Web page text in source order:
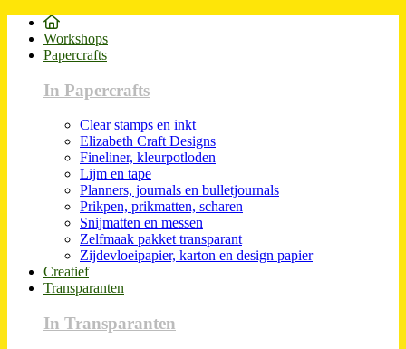
Workshops
Papercrafts
In Papercrafts
Clear stamps en inkt
Elizabeth Craft Designs
Fineliner, kleurpotloden
Lijm en tape
Planners, journals en bulletjournals
Prikpen, prikmatten, scharen
Snijmatten en messen
Zelfmaak pakket transparant
Zijdevloeipapier, karton en design papier
Creatief
Transparanten
In Transparanten